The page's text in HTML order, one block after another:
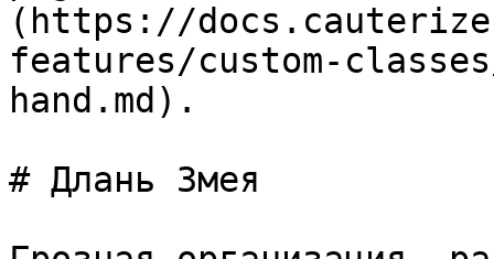
(https://
features/custom-
hand.md).
# Длань Змея